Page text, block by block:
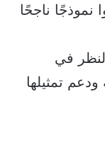
نموذجًا ناجحًا
في
تمثيلها